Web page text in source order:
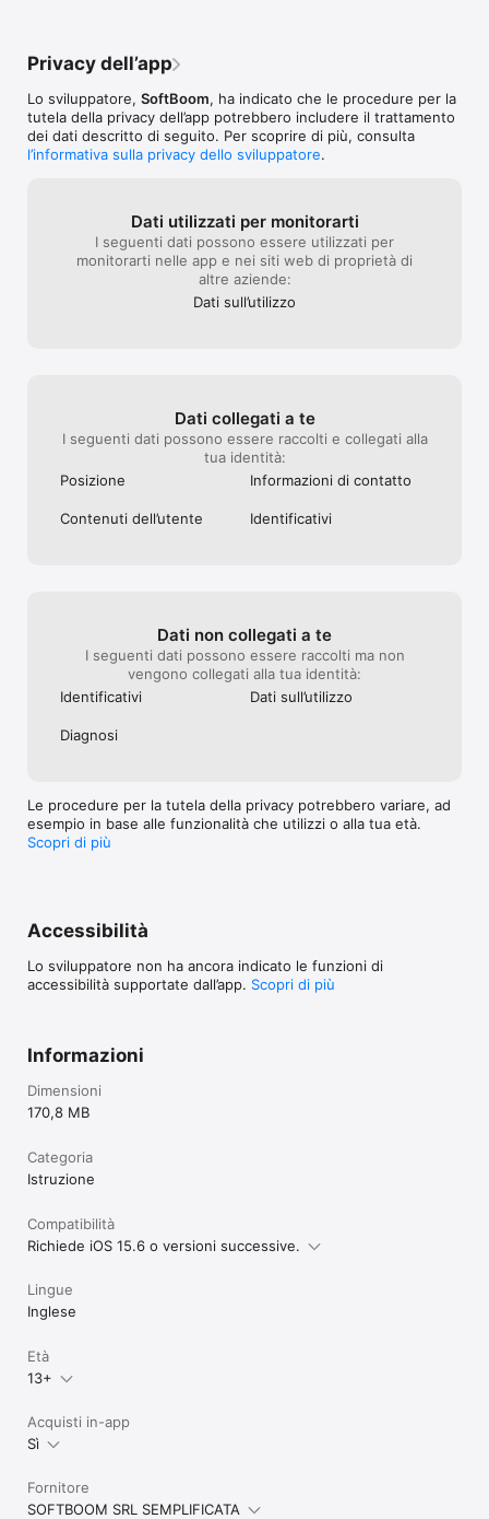
nessuno del
possono
già data a chi
pubblicità
le persone a
Privacy dell’app
Lo sviluppatore, SoftBoom, ha indicato che le procedure per la
tutela della privacy dell’app potrebbero includere il trattamento
dei dati descritto di seguito. Per scoprire di più, consulta
l’informativa sulla privacy dello sviluppatore.
Dati utilizzati per monitorarti
I seguenti dati possono essere utilizzati per
monitorarti nelle app e nei siti web di proprietà di
altre aziende:
Dati sull’utilizzo
Dati collegati a te
I seguenti dati possono essere raccolti e collegati alla
tua identità:
Posizione
Informazioni di contatto
Contenuti dell’utente Identificativi
Dati non collegati a te
I seguenti dati possono essere raccolti ma non
vengono collegati alla tua identità:
Identificativi
Dati sull’utilizzo
Diagnosi
Le procedure per la tutela della privacy potrebbero variare, ad
esempio in base alle funzionalità che utilizzi o alla tua età.
Scopri di più
Accessibilità
Lo sviluppatore non ha ancora indicato le funzioni di
accessibilità supportate dall’app. Scopri di più
Informazioni
Dimensioni
170,8 MB
Categoria
Istruzione
Compatibilità
Richiede iOS 15.6 o versioni successive.
Lingue
Inglese
Età
13+
Acquisti in-app
Sì
Fornitore
SOFTBOOM SRL SEMPLIFICATA